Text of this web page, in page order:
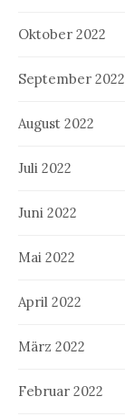
Oktober 2022
September 2022
August 2022
Juli 2022
Juni 2022
Mai 2022
April 2022
März 2022
Februar 2022